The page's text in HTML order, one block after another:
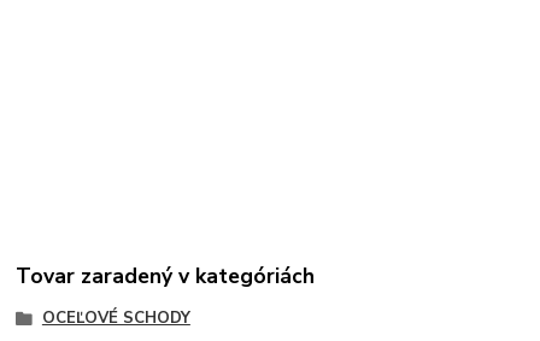
Tovar zaradený v kategóriách
OCEĽOVÉ SCHODY